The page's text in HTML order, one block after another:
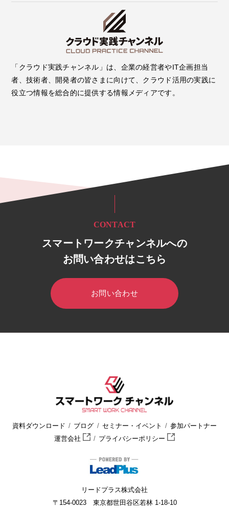
「クラウド実践チャンネル」は、企業の経営者やIT企画担当
者、技術者、開発者の皆さまに向けて、クラウド活用の実践に
役立つ情報を総合的に提供する情報メディアです。
CONTACT
スマートワークチャンネルへの
お問い合わせはこちら
お問い合わせ
資料ダウンロード ブログ セミナー・イベント
参加パートナー
運営会社
プライバシーポリシー
リードプラス株式会社
〒154-0023 東京都世田谷区若林 1-18-10